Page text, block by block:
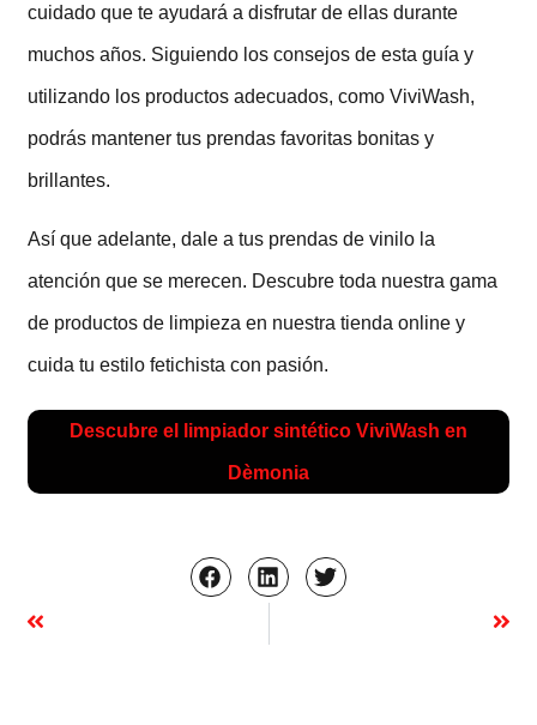
cuidado que te ayudará a disfrutar de ellas durante
muchos años. Siguiendo los consejos de esta guía y
utilizando los productos adecuados, como ViviWash,
podrás mantener tus prendas favoritas bonitas y
brillantes.
Así que adelante, dale a tus prendas de vinilo la
atención que se merecen. Descubre toda nuestra gama
de productos de limpieza en nuestra tienda online y
cuida tu estilo fetichista con pasión.
Descubre el limpiador sintético ViviWash en
Dèmonia